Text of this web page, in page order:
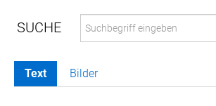
MELDUNGEN
Text Bilder